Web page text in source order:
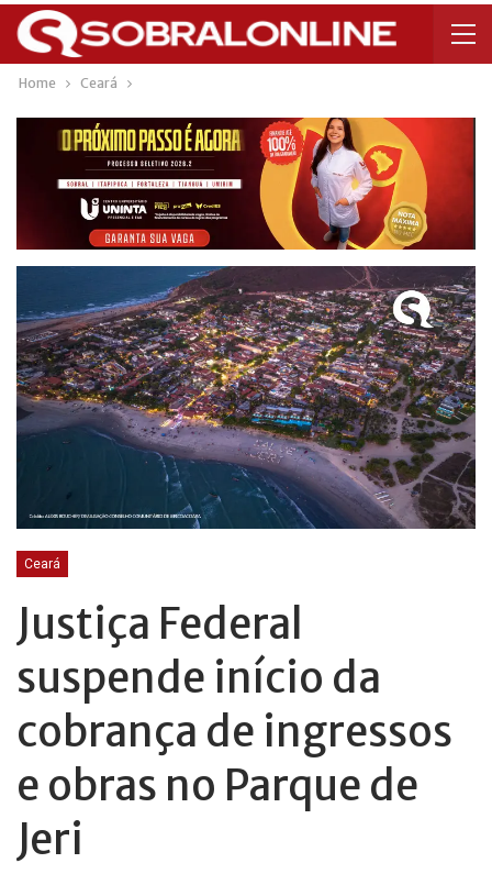
Home Ceará
Ceará
Justiça Federal
suspende início da
cobrança de ingressos
e obras no Parque de
Jeri